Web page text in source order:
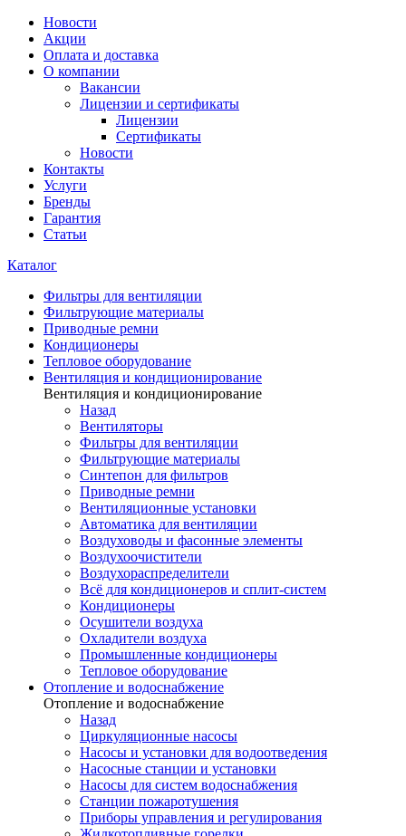
Новости
Акции
Оплата и доставка
О компании
Вакансии
Лицензии и сертификаты
Лицензии
Сертификаты
Новости
Контакты
Услуги
Бренды
Гарантия
Статьи
Каталог
Фильтры для вентиляции
Фильтрующие материалы
Приводные ремни
Кондиционеры
Тепловое оборудование
Вентиляция и кондиционирование
Вентиляция и кондиционирование
Назад
Вентиляторы
Фильтры для вентиляции
Фильтрующие материалы
Синтепон для фильтров
Приводные ремни
Вентиляционные установки
Автоматика для вентиляции
Воздуховоды и фасонные элементы
Воздухоочистители
Воздухораспределители
Всё для кондиционеров и сплит-систем
Кондиционеры
Осушители воздуха
Охладители воздуха
Промышленные кондиционеры
Тепловое оборудование
Отопление и водоснабжение
Отопление и водоснабжение
Назад
Циркуляционные насосы
Насосы и установки для водоотведения
Насосные станции и установки
Насосы для систем водоснабжения
Станции пожаротушения
Приборы управления и регулирования